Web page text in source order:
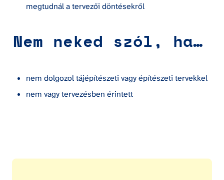
megtudnál a tervezői döntésekről
Nem neked szól, ha…
nem dolgozol tájépítészeti vagy építészeti tervekkel
nem vagy tervezésben érintett